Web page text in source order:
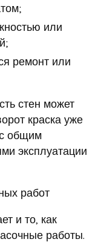
или
ремонт или
стен может
краска уже
общим
эксплуатации
работ
и то, как
работы.